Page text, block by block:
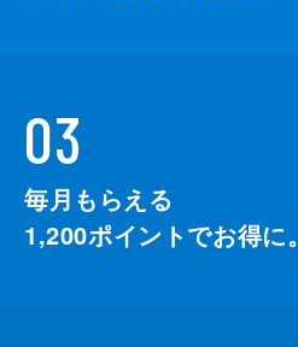
03
毎月もらえる
1,200ポイントでお得に。